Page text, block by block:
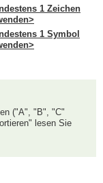
1 Zeichen
1 Symbol
("A", "B", "C"
lesen Sie